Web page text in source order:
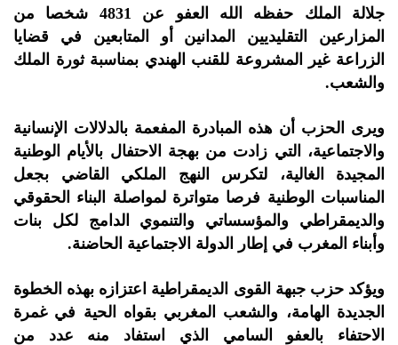
جلالة الملك حفظه الله العفو عن 4831 شخصا من
المزارعين التقليديين المدانين أو المتابعين في قضايا
الزراعة غير المشروعة للقنب الهندي بمناسبة ثورة الملك
والشعب.
ويرى الحزب أن هذه المبادرة المفعمة بالدلالات الإنسانية
والاجتماعية، التي زادت من بهجة الاحتفال بالأيام الوطنية
المجيدة الغالية، لتكرس النهج الملكي القاضي بجعل
المناسبات الوطنية فرصا متواترة لمواصلة البناء الحقوقي
والديمقراطي والمؤسساتي والتنموي الدامج لكل بنات
وأبناء المغرب في إطار الدولة الاجتماعية الحاضنة.
ويؤكد حزب جبهة القوى الديمقراطية اعتزازه بهذه الخطوة
الجديدة الهامة، والشعب المغربي بقواه الحية في غمرة
الاحتفاء بالعفو السامي الذي استفاد منه عدد من